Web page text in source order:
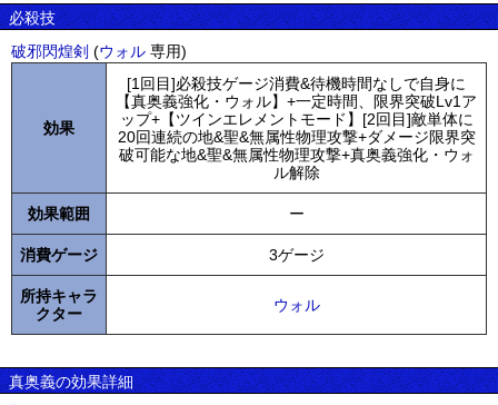
必殺技
破邪閃煌剣 (ウォル 専用)
効果
[1回目]必殺技ゲージ消費&待機時間なしで自身に
【真奥義強化・ウォル】+一定時間、限界突破Lv1ア
ップ+【ツインエレメントモード】[2回目]敵単体に
20回連続の地&聖&無属性物理攻撃+ダメージ限界突
破可能な地&聖&無属性物理攻撃+真奥義強化・ウォ
ル解除
効果範囲 ー
消費ゲージ 3ゲージ
所持キャラ
クター
ウォル
真奥義の効果詳細